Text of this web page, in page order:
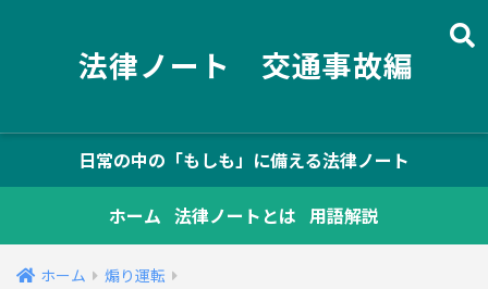
法律ノート 交通事故編
日常の中の「もしも」に備える法律ノート
ホーム 法律ノートとは 用語解説
ホーム 煽り運転